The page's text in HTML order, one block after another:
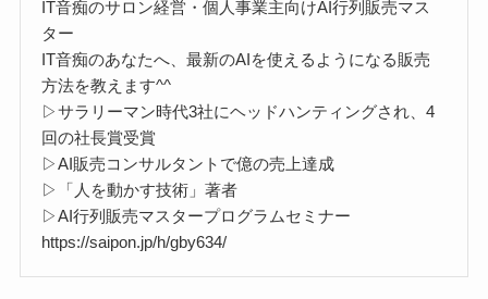
IT音痴のサロン経営・個人事業主向けAI行列販売マス
ター
IT音痴のあなたへ、最新のAIを使えるようになる販売
方法を教えます^^
▷サラリーマン時代3社にヘッドハンティングされ、4
回の社長賞受賞
▷AI販売コンサルタントで億の売上達成
▷「人を動かす技術」著者
▷AI行列販売マスタープログラムセミナー
https://saipon.jp/h/gby634/